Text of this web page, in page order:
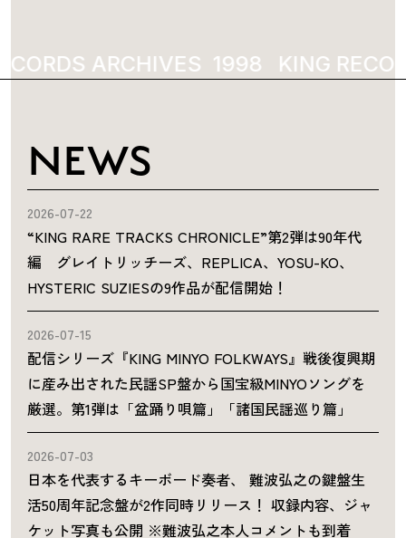
ARCHIVES 1998 KING
NEWS
2026-07-22
“KING RARE TRACKS CHRONICLE”第2弾は90年代
編 グレイトリッチーズ、REPLICA、YOSU-KO、
HYSTERIC SUZIESの9作品が配信開始！
2026-07-15
配信シリーズ『KING MINYO FOLKWAYS』戦後復興期
に産み出された民謡SP盤から国宝級MINYOソングを
厳選。第1弾は「盆踊り唄篇」「諸国民謡巡り篇」
2026-07-03
日本を代表するキーボード奏者、 難波弘之の鍵盤生
活50周年記念盤が2作同時リリース！ 収録内容、ジャ
ケット写真も公開 ※難波弘之本人コメントも到着